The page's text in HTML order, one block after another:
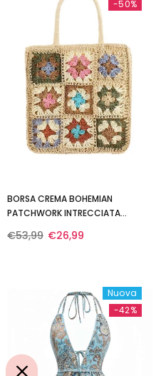
-50%
BORSA CREMA BOHEMIAN
PATCHWORK INTRECCIATA
€53,99 €26,99
Nuova
-42%